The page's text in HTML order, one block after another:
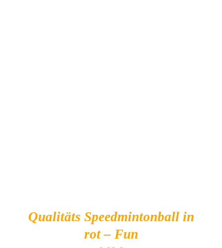
Qualitäts Speedmintonball in
rot – Fun